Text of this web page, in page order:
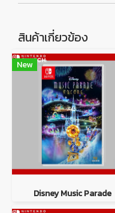
สินค้าเกี่ยวข้อง
New
Disney Music Parade